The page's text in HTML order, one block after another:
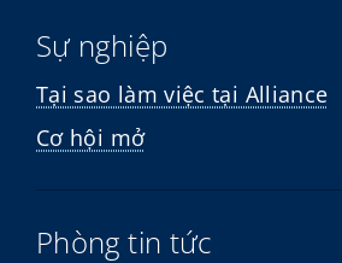
Sự nghiệp
Tại sao làm việc tại Alliance
Cơ hội mở
Phòng tin tức